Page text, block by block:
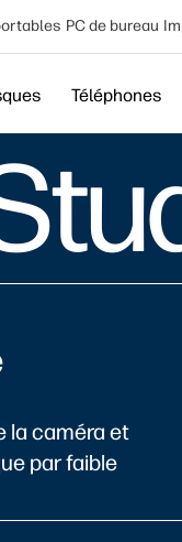
PC de bureau
Téléphones
la caméra et
par faible